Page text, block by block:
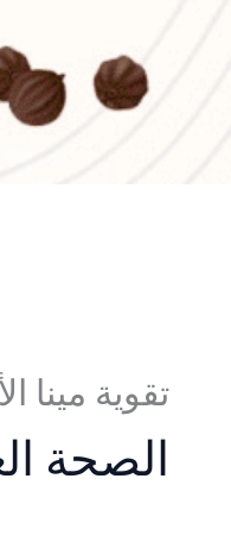
تقوية مينا
الصحة